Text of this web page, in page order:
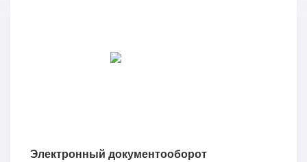
Электронный документооборот